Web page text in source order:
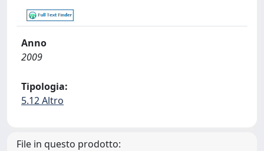
Anno
2009
Tipologia:
5.12 Altro
File in questo prodotto: